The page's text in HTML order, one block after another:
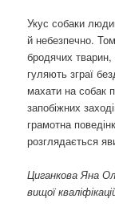
Укус собаки
й небезпечно.
бродячих тварин,
гуляють зграї
махати на собак
запобіжних
грамотна
розглядається
Циганкова Яна
вищої